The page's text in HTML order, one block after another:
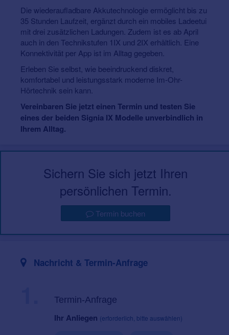
Die wiederaufladbare Akkutechnologie ermöglicht bis zu
35 Stunden Laufzeit, ergänzt durch ein mobiles Ladeetui
mit drei zusätzlichen Ladungen. Zudem ist es ab April
auch in den Technikstufen 1IX und 2IX erhältlich. Eine
Konnektivität per App ist im Alltag gegeben.
Erleben Sie selbst, wie beeindruckend diskret,
komfortabel und leistungsstark moderne Im-Ohr-
Hörtechnik sein kann.
Vereinbaren Sie jetzt einen Termin und testen Sie
eines der beiden Signia IX Modelle unverbindlich in
Ihrem Alltag.
Sichern Sie sich jetzt Ihren
persönlichen Termin.
Termin buchen
Nachricht & Termin-Anfrage
Termin-Anfrage
Ihr Anliegen (erforderlich, bitte auswählen)